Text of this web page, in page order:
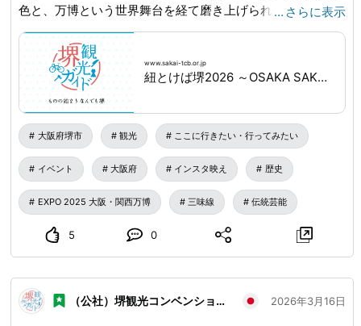
色と、万博という世界舞台を経て磨き上げられた唯一無二の
パフォーマンス。 各会場の風情とともに、心に響く音色と
楽しいトークをお楽しみください。 歴史ある茶室や、堺の
街を一望できる展望ロビーなど、特別な空間で贅沢なひとと
きをお届けします！ 📅 日時：3月20日（金・祝）～22日
（日） 📍 場所： ・堺市茶室 伸庵 ・さかい利晶の杜 ・MI-
TEさかい（堺市役所21階展望ロビー） ※各日によって時
間・場所は異なります。 💰 参加費：無料 （※伸庵・利晶の
杜は茶席での演奏につき、別途呈茶代が必要です） ⏰ 内
容：演奏＆トーク（各20分・1日3公演） 🔍詳しくは「紐と
けば堺2026」で検索！ 🔗プロフィール欄のリンクから特設
サイトをチェック
www.sakai-tcb.or.jp...
… さらに表示
www.sakai-tcb.or.jp
紐とけば堺2026 ～OSAKA SAKAI EXPO～｜NEWS｜堺観光ガイド
大阪府堺市 観光 ここに行きたい・行ってみたい
イベント 大阪府 インスタ映え 歴史
EXPO 2025 大阪・関西万博 三味線 伝統芸能
5 0
（公社）堺観光コンベンション協会 2026年3月16日